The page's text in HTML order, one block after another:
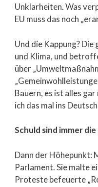
Unklarheiten. Was
EU muss das noch
Und die Kappung?
und Klima, und
über
Bauern, es ist alles
ich das mal ins
Schuld sind immer
Dann der Höhepunkt:
Parlament. Sie malte
Proteste befeuerte